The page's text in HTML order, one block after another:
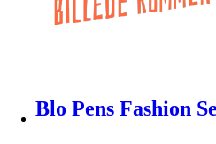
Blo Pens Fashion